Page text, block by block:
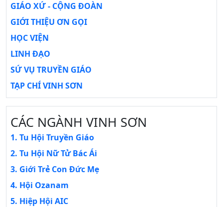
GIÁO XỨ - CỘNG ĐOÀN
GIỚI THIỆU ƠN GỌI
HỌC VIỆN
LINH ĐẠO
SỨ VỤ TRUYỀN GIÁO
TẠP CHÍ VINH SƠN
CÁC NGÀNH VINH SƠN
1. Tu Hội Truyền Giáo
2. Tu Hội Nữ Tử Bác Ái
3. Giới Trẻ Con Đức Mẹ
4. Hội Ozanam
5. Hiệp Hội AIC